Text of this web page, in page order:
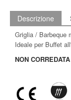
Descrizione
Griglia / Barbeque
Ideale per Buffet
NON